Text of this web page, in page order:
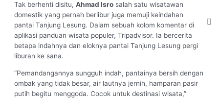
Tak berhenti disitu,Ahmad Isro salah satu wisatawan
domestik yang pernah berlibur juga memuji keindahan
pantai Tanjung Lesung. Dalam sebuah kolom komentar di
aplikasi panduan wisata populer, Tripadvisor. Ia bercerita
betapa indahnya dan eloknya pantai Tanjung Lesung pergi
liburan ke sana.
“Pemandangannya sungguh indah, pantainya bersih dengan
ombak yang tidak besar, air lautnya jernih, hamparan pasir
putih begitu menggoda. Cocok untuk destinasi wisata,”